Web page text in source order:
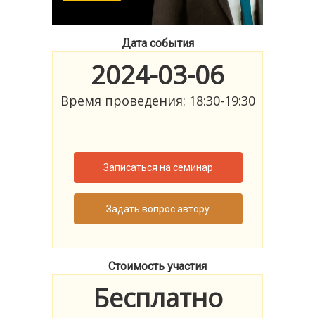
Дата события
2024-03-06
Время проведения: 18:30-19:30
Записаться на семинар
Задать вопрос автору
Стоимость участия
Бесплатно